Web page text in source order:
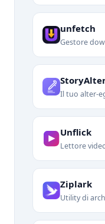
unfetch
Gestore
Il tuo alter-
Unflick
Lettore
Ziplark
Utility di